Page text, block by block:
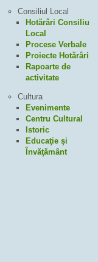
Consiliul Local
Hotărâri Consiliu
Local
Procese Verbale
Proiecte Hotărâri
Rapoarte de
activitate
Cultura
Evenimente
Centru Cultural
Istoric
Educaţie şi
Învăţământ